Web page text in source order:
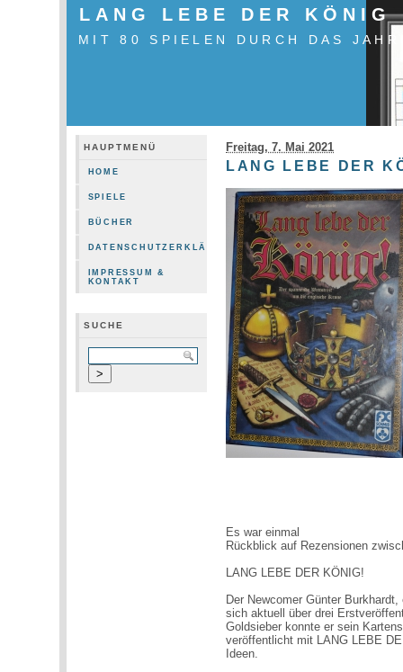
LANG LEBE DER KÖNIG
MIT 80 SPIELEN DURCH DAS JAHR
HAUPTMENÜ
HOME
SPIELE
BÜCHER
DATENSCHUTZERKLÄRUNG
IMPRESSUM &
KONTAKT
SUCHE
Freitag, 7. Mai 2021
LANG LEBE DER
Es war einmal
Rückblick auf Rezensionen
LANG LEBE DER KÖNIG!
Der Newcomer Günter
sich aktuell über drei
Goldsieber konnte er sein
veröffentlicht mit LANG LEBE
Ideen.